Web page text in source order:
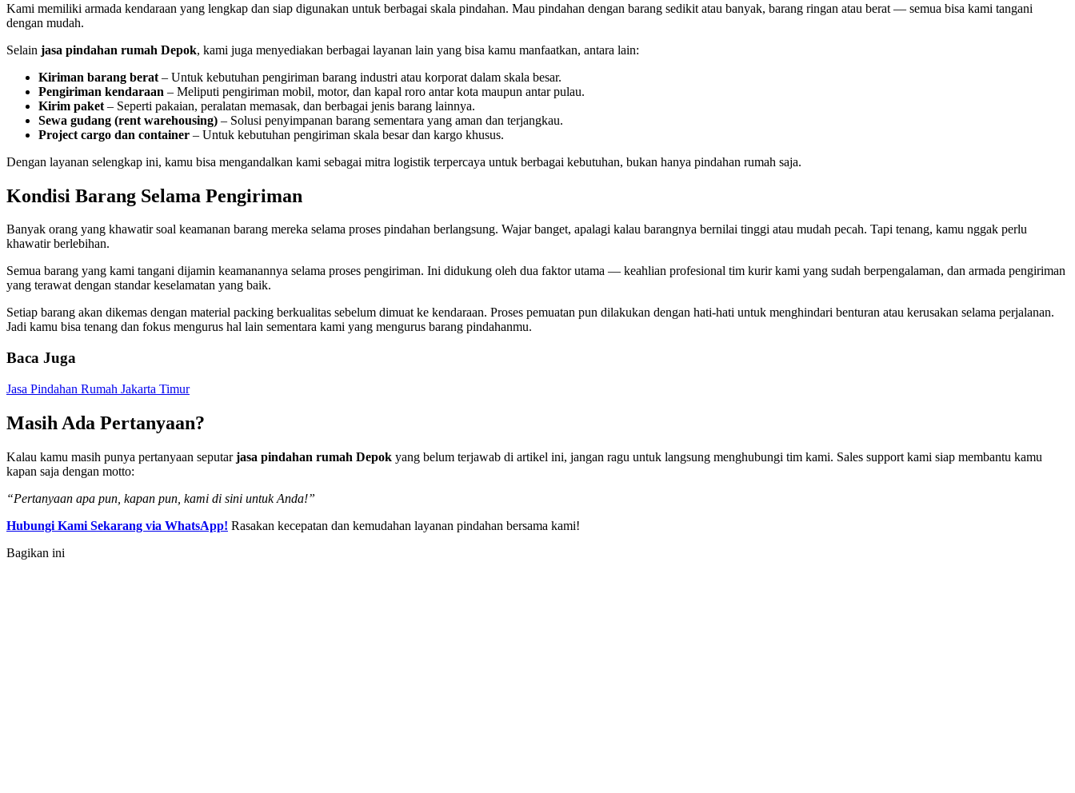
Kami memiliki armada kendaraan yang lengkap dan siap digunakan untuk berbagai skala pindahan. Mau pindahan dengan barang sedikit atau banyak, barang ringan atau berat — semua bisa kami tangani
dengan mudah.
Selain jasa pindahan rumah Depok, kami juga menyediakan berbagai layanan lain yang bisa kamu manfaatkan, antara lain:
Kiriman barang berat – Untuk kebutuhan pengiriman barang industri atau korporat dalam skala besar.
Pengiriman kendaraan – Meliputi pengiriman mobil, motor, dan kapal roro antar kota maupun antar pulau.
Kirim paket – Seperti pakaian, peralatan memasak, dan berbagai jenis barang lainnya.
Sewa gudang (rent warehousing) – Solusi penyimpanan barang sementara yang aman dan terjangkau.
Project cargo dan container – Untuk kebutuhan pengiriman skala besar dan kargo khusus.
Dengan layanan selengkap ini, kamu bisa mengandalkan kami sebagai mitra logistik terpercaya untuk berbagai kebutuhan, bukan hanya pindahan rumah saja.
Kondisi Barang Selama Pengiriman
Banyak orang yang khawatir soal keamanan barang mereka selama proses pindahan berlangsung. Wajar banget, apalagi kalau barangnya bernilai tinggi atau mudah pecah. Tapi tenang, kamu nggak perlu
khawatir berlebihan.
Semua barang yang kami tangani dijamin keamanannya selama proses pengiriman. Ini didukung oleh dua faktor utama — keahlian profesional tim kurir kami yang sudah berpengalaman, dan armada pengiriman
yang terawat dengan standar keselamatan yang baik.
Setiap barang akan dikemas dengan material packing berkualitas sebelum dimuat ke kendaraan. Proses pemuatan pun dilakukan dengan hati-hati untuk menghindari benturan atau kerusakan selama perjalanan.
Jadi kamu bisa tenang dan fokus mengurus hal lain sementara kami yang mengurus barang pindahanmu.
Baca Juga
Jasa Pindahan Rumah Jakarta Timur
Masih Ada Pertanyaan?
Kalau kamu masih punya pertanyaan seputarjasa pindahan rumah Depok yang belum terjawab di artikel ini, jangan ragu untuk langsung menghubungi tim kami. Sales support kami siap membantu kamu
kapan saja dengan motto:
“Pertanyaan apa pun, kapan pun, kami di sini untuk Anda!”
Hubungi Kami Sekarang via WhatsApp! Rasakan kecepatan dan kemudahan layanan pindahan bersama kami!
Bagikan ini